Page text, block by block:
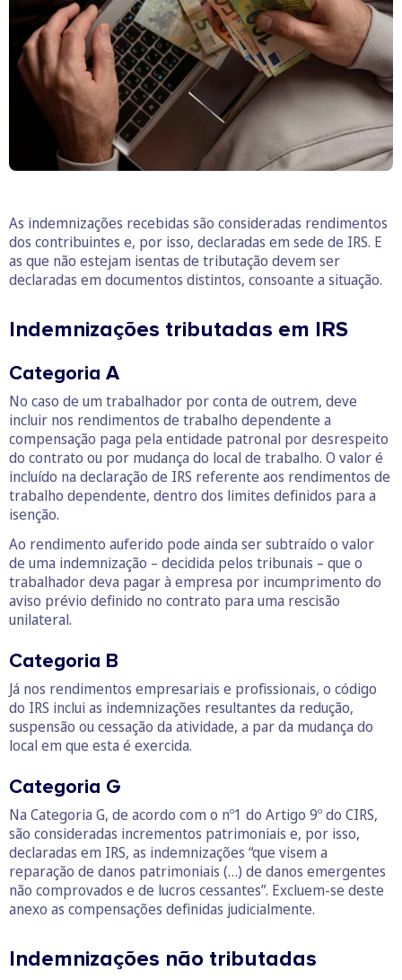
As indemnizações recebidas são consideradas rendimentos
dos contribuintes e, por isso, declaradas em sede de IRS. E
as que não estejam isentas de tributação devem ser
declaradas em documentos distintos, consoante a situação.
Indemnizações tributadas em IRS
Categoria A
No caso de um trabalhador por conta de outrem, deve
incluir nos rendimentos de trabalho dependente a
compensação paga pela entidade patronal por desrespeito
do contrato ou por mudança do local de trabalho. O valor é
incluído na declaração de IRS referente aos rendimentos de
trabalho dependente, dentro dos limites definidos para a
isenção.
Ao rendimento auferido pode ainda ser subtraído o valor
de uma indemnização – decidida pelos tribunais – que o
trabalhador deva pagar à empresa por incumprimento do
aviso prévio definido no contrato para uma rescisão
unilateral.
Categoria B
Já nos rendimentos empresariais e profissionais, o código
do IRS inclui as indemnizações resultantes da redução,
suspensão ou cessação da atividade, a par da mudança do
local em que esta é exercida.
Categoria G
Na Categoria G, de acordo com o nº1 do Artigo 9º do CIRS,
são consideradas incrementos patrimoniais e, por isso,
declaradas em IRS, as indemnizações “que visem a
reparação de danos patrimoniais (…) de danos emergentes
não comprovados e de lucros cessantes”. Excluem-se deste
anexo as compensações definidas judicialmente.
Indemnizações não tributadas